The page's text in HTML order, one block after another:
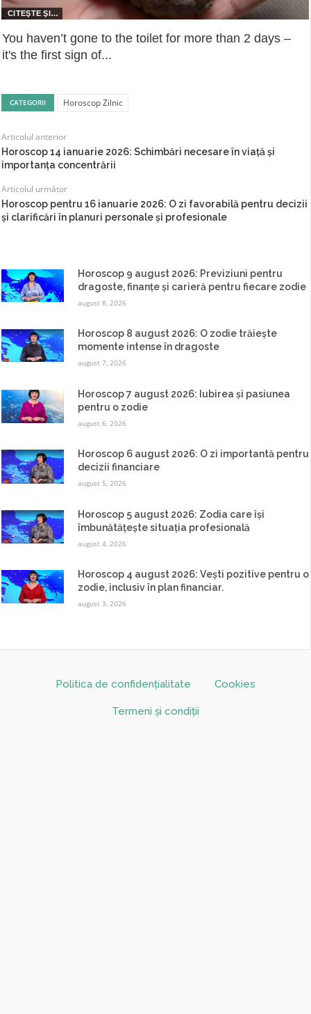
You haven’t gone to the toilet for more than 2 days –
it's the first sign of...
CATEGORII Horoscop Zilnic
Articolul anterior
Horoscop 14 ianuarie 2026: Schimbări necesare în viață și
importanța concentrării
Articolul următor
Horoscop pentru 16 ianuarie 2026: O zi favorabilă pentru decizii
și clarificări în planuri personale și profesionale
Horoscop 9 august 2026: Previziuni pentru
dragoste, finanțe și carieră pentru fiecare zodie
august 8, 2026
Horoscop 8 august 2026: O zodie trăiește
momente intense în dragoste
august 7, 2026
Horoscop 7 august 2026: Iubirea și pasiunea
pentru o zodie
august 6, 2026
Horoscop 6 august 2026: O zi importantă pentru
decizii financiare
august 5, 2026
Horoscop 5 august 2026: Zodia care își
îmbunătățește situația profesională
august 4, 2026
Horoscop 4 august 2026: Vești pozitive pentru o
zodie, inclusiv în plan financiar.
august 3, 2026
Politica de confidențialitate Cookies
Termeni și condiții